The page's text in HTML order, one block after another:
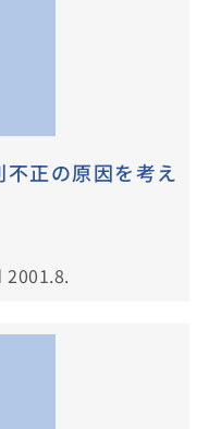
正の原因を考え